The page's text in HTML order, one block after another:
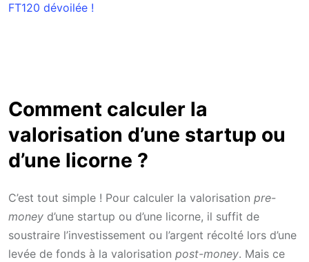
FT120 dévoilée !
Comment calculer la
valorisation d’une startup ou
d’une licorne ?
C’est tout simple ! Pour calculer la valorisation pre-
money d’une startup ou d’une licorne, il suffit de
soustraire l’investissement ou l’argent récolté lors d’une
levée de fonds à la valorisation post-money. Mais ce